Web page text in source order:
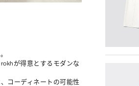
が得意とするモダンな
コーディネートの可能性